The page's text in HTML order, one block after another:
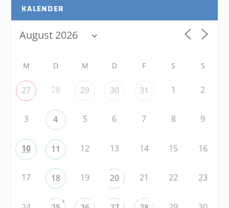
KALENDER
M D M D F S S
27 28 29 30 31 1 2
3 4 5 6 7 8 9
10 11 12 13 14 15 16
17 18 19 20 21 22 23
+